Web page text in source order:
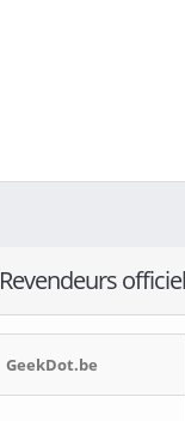
Revendeurs
GeekDot.be